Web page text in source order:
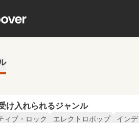
け入れられるジャンル
ィブ・ロック エレクトロポップ イン